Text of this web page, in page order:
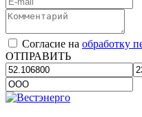
Согласие на обработку
ОТПРАВИТЬ